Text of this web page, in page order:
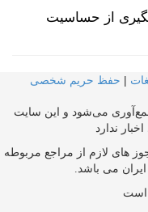
از حساسیت
| حفظ حریم شخصی
جمع‌آوری می‌شود و این سایت
ندارد
های لازم از مراجع مربوطه
می باشد.
است